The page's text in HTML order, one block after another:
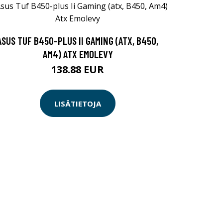
TUF B450-PLUS II GAMING (ATX, B450,
AM4) ATX EMOLEVY
138.88 EUR
LISÄTIETOJA